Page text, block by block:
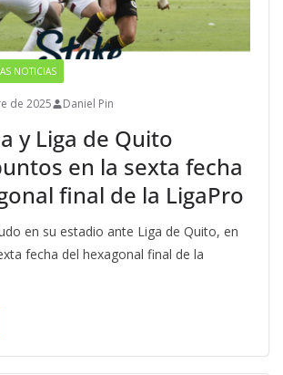
NOTICIAS
de 2025 Daniel Pin
y Liga de Quito
en la sexta fecha
final de la LigaPro
en su estadio ante Liga de Quito, en
fecha del hexagonal final de la